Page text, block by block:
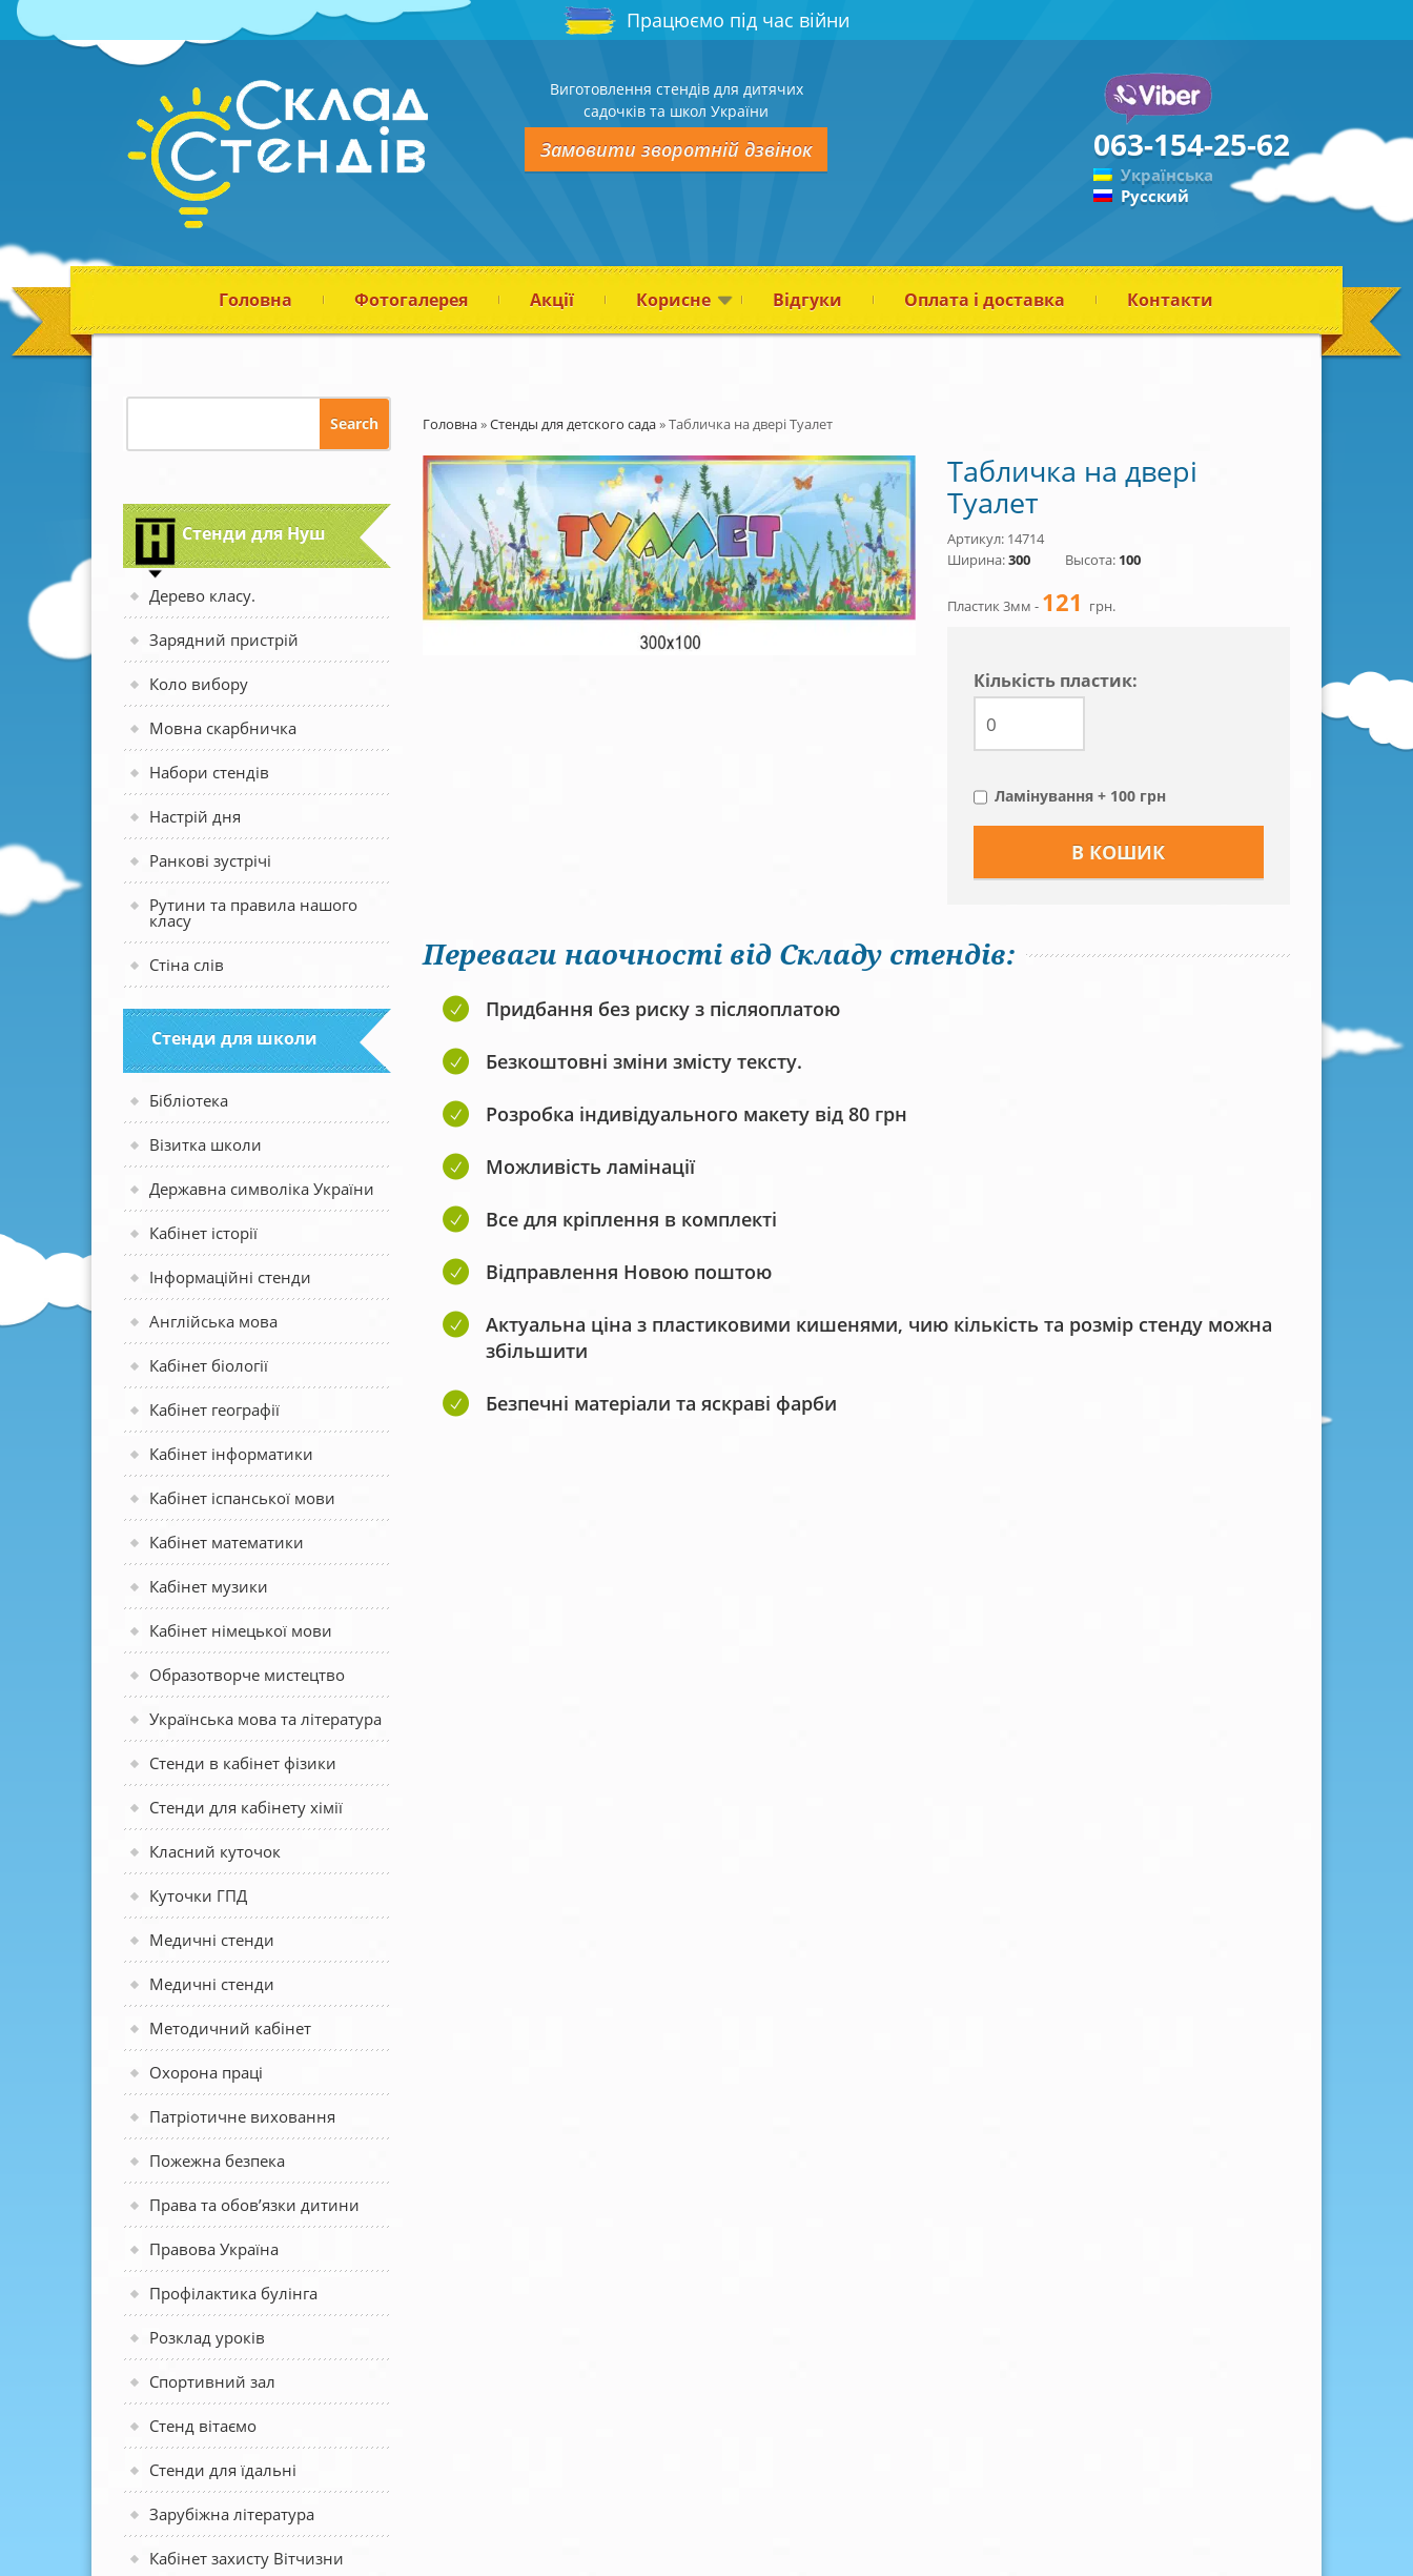
Працюємо під час війни
Виготовлення стендів для дитячих
садочків та школ України
Замовити зворотній дзвінок 063-154-25-62
Українська
Русский
Головна Фотогалерея Акції Корисне Відгуки Оплата і доставка Контакти
Стенди для Нуш
Дерево класу.
Зарядний пристрій
Коло вибору
Мовна скарбничка
Набори стендів
Настрій дня
Ранкові зустрічі
Рутини та правила нашого
класу
Стіна слів
Стенди для школи
Бібліотека
Візитка школи
Державна символіка України
Кабінет історії
Інформаційні стенди
Англійська мова
Кабінет біології
Кабінет географії
Кабінет інформатики
Кабінет іспанської мови
Кабінет математики
Кабінет музики
Кабінет німецької мови
Образотворче мистецтво
Українська мова та література
Стенди в кабінет фізики
Стенди для кабінету хімії
Класний куточок
Куточки ГПД
Медичні стенди
Медичні стенди
Методичний кабінет
Охорона праці
Патріотичне виховання
Пожежна безпека
Права та обов’язки дитини
Правова Україна
Профілактика булінга
Розклад уроків
Спортивний зал
Стенд вітаємо
Стенди для їдальні
Зарубіжна література
Кабінет захисту Вітчизни
Головна»Стенды для детского сада»Табличка на двері Туалет
Табличка на двері
Туалет
Артикул: 14714
Ширина:300 Высота: 100
Пластик 3мм - 121 грн.
Кiлькiсть пластик:
Ламінування + 100 грн
Переваги наочності від Складу стендів:
Придбання без риску з післяоплатою
Безкоштовні зміни змісту тексту.
Розробка індивідуального макету від 80 грн
Можливість ламінації
Все для кріплення в комплекті
Відправлення Новою поштою
Актуальна ціна з пластиковими кишенями, чию кількість та розмір стенду можна
збільшити
Безпечні матеріали та яскраві фарби